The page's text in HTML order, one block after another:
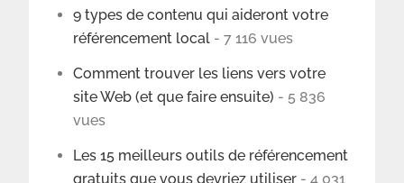
9 types de contenu qui aideront votre
référencement local - 7 116 vues
Comment trouver les liens vers votre
site Web (et que faire ensuite) - 5 836
vues
Les 15 meilleurs outils de référencement
gratuits que vous devriez utiliser - 4 031